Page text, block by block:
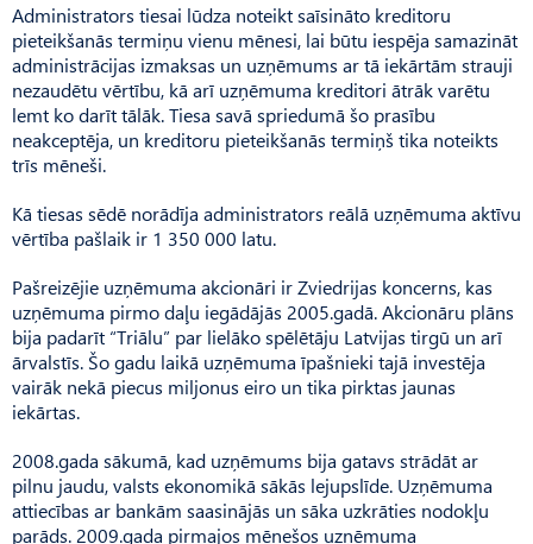
Administrators tiesai lūdza noteikt saīsināto kreditoru
pieteikšanās termiņu vienu mēnesi, lai būtu iespēja samazināt
administrācijas izmaksas un uzņēmums ar tā iekārtām strauji
nezaudētu vērtību, kā arī uzņēmuma kreditori ātrāk varētu
lemt ko darīt tālāk. Tiesa savā spriedumā šo prasību
neakceptēja, un kreditoru pieteikšanās termiņš tika noteikts
trīs mēneši.
Kā tiesas sēdē norādīja administrators reālā uzņēmuma aktīvu
vērtība pašlaik ir 1 350 000 latu.
Pašreizējie uzņēmuma akcionāri ir Zviedrijas koncerns, kas
uzņēmuma pirmo daļu iegādājās 2005.gadā. Akcionāru plāns
bija padarīt “Triālu” par lielāko spēlētāju Latvijas tirgū un arī
ārvalstīs. Šo gadu laikā uzņēmuma īpašnieki tajā investēja
vairāk nekā piecus miljonus eiro un tika pirktas jaunas
iekārtas.
2008.gada sākumā, kad uzņēmums bija gatavs strādāt ar
pilnu jaudu, valsts ekonomikā sākās lejupslīde. Uzņēmuma
attiecības ar bankām saasinājās un sāka uzkrāties nodokļu
parāds. 2009.gada pirmajos mēnešos uzņēmuma